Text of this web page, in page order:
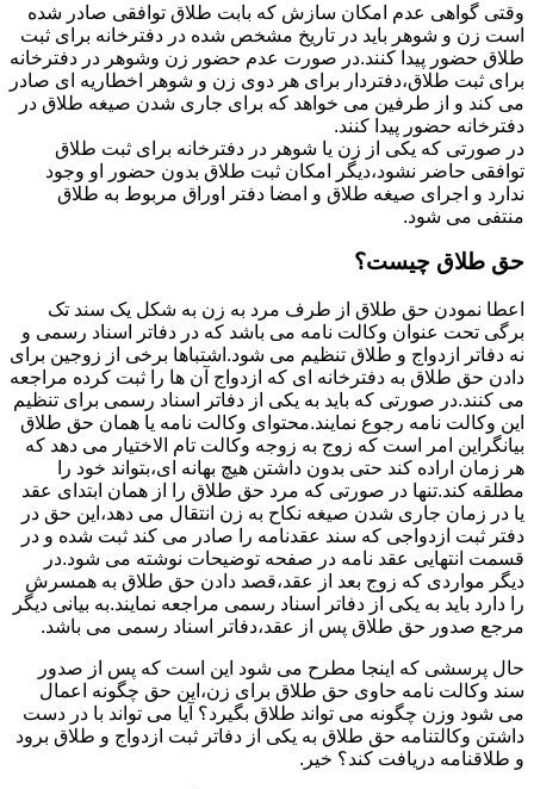
وقتی گواهی عدم امکان سازش که بابت طلاق توافقی صادر شده
است زن و شوهر باید در تاریخ مشخص شده در دفترخانه برای ثبت
طلاق حضور پیدا کنند.در صورت عدم حضور زن وشوهر در دفترخانه
برای ثبت طلاق،دفتردار برای هر دوی زن و شوهر اخطاریه ای صادر
می کند و از طرفین می خواهد که برای جاری شدن صیغه طلاق در
دفترخانه حضور پیدا کنند.
در صورتی که یکی از زن یا شوهر در دفترخانه برای ثبت طلاق
توافقی حاضر نشود،دیگر امکان ثبت طلاق بدون حضور او وجود
ندارد و اجرای صیغه طلاق و امضا دفتر اوراق مربوط به طلاق
منتفی می شود.
حق طلاق چیست؟
اعطا نمودن حق طلاق از طرف مرد به زن به شکل یک سند تک
برگی تحت عنوان وکالت نامه می باشد که در دفاتر اسناد رسمی و
نه دفاتر ازدواج و طلاق تنظیم می شود.اشتباها برخی از زوجین برای
دادن حق طلاق به دفترخانه ای که ازدواج آن ها را ثبت کرده مراجعه
می کنند.در صورتی که باید به یکی از دفاتر اسناد رسمی برای تنظیم
این وکالت نامه رجوع نمایند.محتوای وکالت نامه یا همان حق طلاق
بیانگراین امر است که زوج به زوجه وکالت تام الاختیار می دهد که
هر زمان اراده کند حتی بدون داشتن هیچ بهانه ای،بتواند خود را
مطلقه کند.تنها در صورتی که مرد حق طلاق را از همان ابتدای عقد
یا در زمان جاری شدن صیغه نکاح به زن انتقال می دهد،این حق در
دفتر ثبت ازدواجی که سند عقدنامه را صادر می کند ثبت شده و در
قسمت انتهایی عقد نامه در صفحه توضیحات نوشته می شود.در
دیگر مواردی که زوج بعد از عقد،قصد دادن حق طلاق به همسرش
را دارد باید به یکی از دفاتر اسناد رسمی مراجعه نمایند.به بیانی دیگر
مرجع صدور حق طلاق پس از عقد،دفاتر اسناد رسمی می باشد.
حال پرسشی که اینجا مطرح می شود این است که پس از صدور
سند وکالت نامه حاوی حق طلاق برای زن،این حق چگونه اعمال
می شود وزن چگونه می تواند طلاق بگیرد؟ آیا می تواند با در دست
داشتن وکالتنامه حق طلاق به یکی از دفاتر ثبت ازدواج و طلاق برود
و طلاقنامه دریافت کند؟ خیر.